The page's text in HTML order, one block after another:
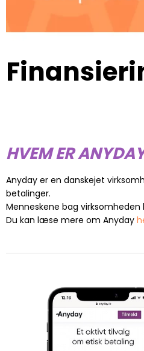
HVEM ER
Anyday er en danskejet
betalinger.
Menneskene bag
Du kan læse mere om Anyday